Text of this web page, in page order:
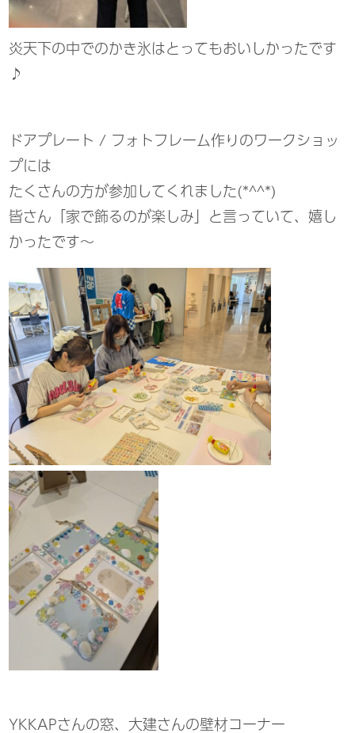
炎天下の中でのかき氷はとってもおいしかったです
♪
ドアプレート / フォトフレーム作りのワークショッ
プには
たくさんの方が参加してくれました(*^^*)
皆さん「家で飾るのが楽しみ」と言っていて、嬉し
かったです～
YKKAPさんの窓、大建さんの壁材コーナー